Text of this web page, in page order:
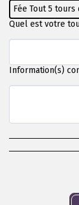
Fée Tout 5
Quel est votre
Information(s)